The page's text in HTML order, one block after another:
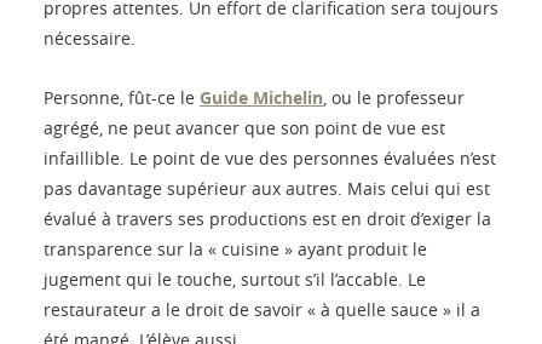
propres attentes. Un effort de clarification sera toujours
nécessaire.
Personne, fût-ce le Guide Michelin, ou le professeur
agrégé, ne peut avancer que son point de vue est
infaillible. Le point de vue des personnes évaluées n’est
pas davantage supérieur aux autres. Mais celui qui est
évalué à travers ses productions est en droit d’exiger la
transparence sur la « cuisine » ayant produit le
jugement qui le touche, surtout s’il l’accable. Le
restaurateur a le droit de savoir « à quelle sauce » il a